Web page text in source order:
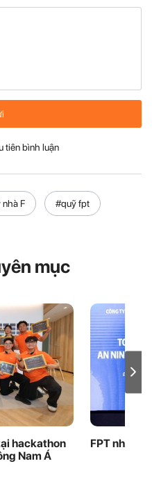
tiên bình luận
F #quỹ fpt
mục
hackathon
Nam Á
FPT nhận